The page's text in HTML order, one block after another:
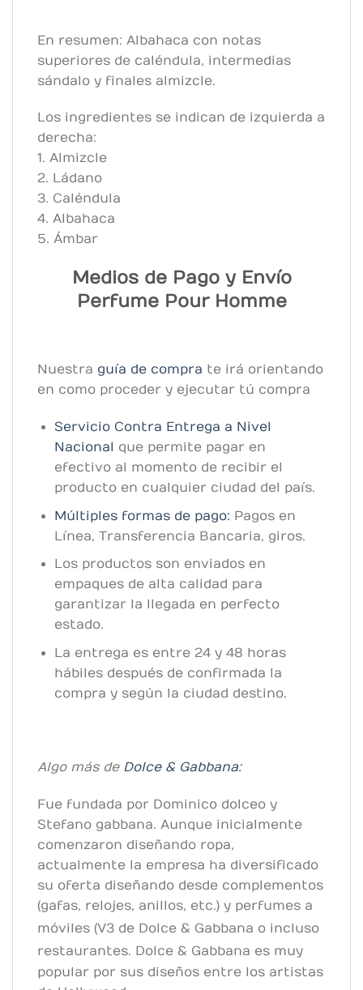
En resumen: Albahaca con notas
superiores de caléndula, intermedias
sándalo y finales almizcle.
Los ingredientes se indican de izquierda a
derecha:
1. Almizcle
2. Ládano
3. Caléndula
4. Albahaca
5. Ámbar
Medios de Pago y Envío
Perfume Pour Homme
Nuestra guía de compra te irá orientando
en como proceder y ejecutar tú compra
Servicio Contra Entrega a Nivel
Nacional que permite pagar en
efectivo al momento de recibir el
producto en cualquier ciudad del país.
Múltiples formas de pago: Pagos en
Línea, Transferencia Bancaria, giros.
Los productos son enviados en
empaques de alta calidad para
garantizar la llegada en perfecto
estado.
La entrega es entre 24 y 48 horas
hábiles después de confirmada la
compra y según la ciudad destino.
Algo más de Dolce & Gabbana:
Fue fundada por Dominico dolceo y
Stefano gabbana. Aunque inicialmente
comenzaron diseñando ropa,
actualmente la empresa ha diversificado
su oferta diseñando desde complementos
(gafas, relojes, anillos, etc.) y perfumes a
móviles (V3 de Dolce & Gabbana o incluso
restaurantes. Dolce & Gabbana es muy
popular por sus diseños entre los artistas